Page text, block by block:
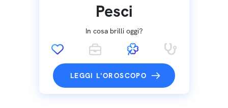
Pesci
In cosa brilli oggi?
LEGGI L'OROSCOPO